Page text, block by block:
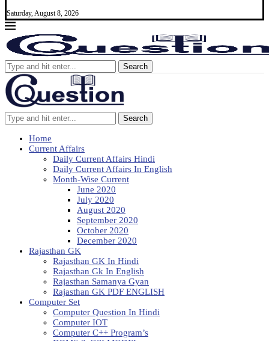
Saturday, August 8, 2026
Search
Search
Home
Current Affairs
Daily Current Affairs Hindi
Daily Current Affairs In English
Month-Wise Current
June 2020
July 2020
August 2020
September 2020
October 2020
December 2020
Rajasthan GK
Rajasthan GK In Hindi
Rajasthan Gk In English
Rajasthan Samanya Gyan
Rajasthan GK PDF ENGLISH
Computer Set
Computer Question In Hindi
Computer IOT
Computer C++ Program’s